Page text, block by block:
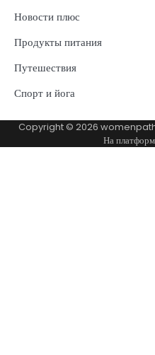
Новости плюс
Продукты питания
Путешествия
Спорт и йога
Copyright © 2026
На